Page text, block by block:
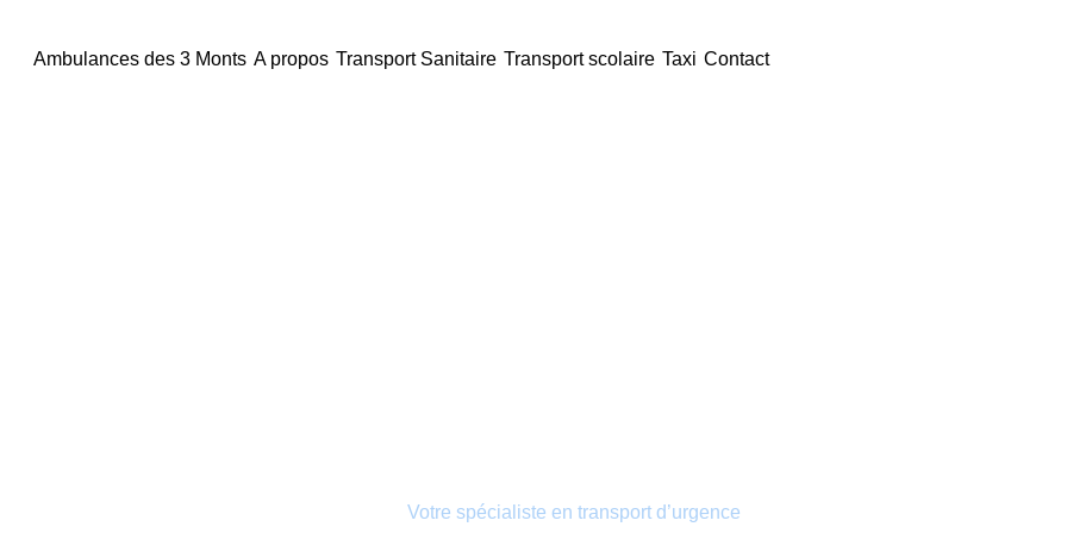
Ambulances des 3 Monts A propos Transport Sanitaire Transport scolaire Taxi Contact
Votre spécialiste en transport d’urgence